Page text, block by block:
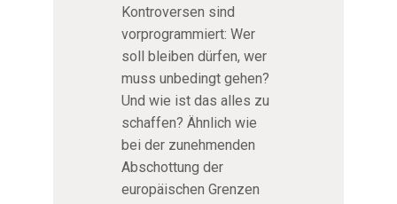
Kontroversen sind
vorprogrammiert: Wer
soll bleiben dürfen, wer
muss unbedingt gehen?
Und wie ist das alles zu
schaffen? Ähnlich wie
bei der zunehmenden
Abschottung der
europäischen Grenzen